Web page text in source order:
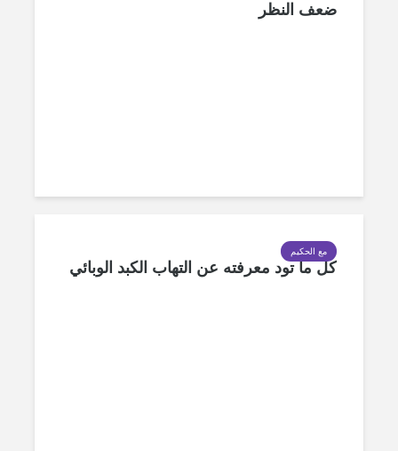
ضعف النظر
مع الحكيم
كل ما تود معرفته عن التهاب الكبد الوبائي